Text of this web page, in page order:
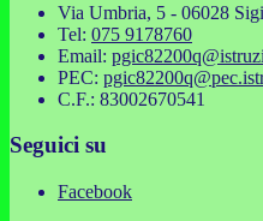
Via Umbria, 5 - 06028
Tel: 075 9178760
Email:
PEC:
C.F.: 83002670541
Seguici su
Facebook